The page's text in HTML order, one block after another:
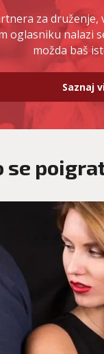
za druženje,
oglasniku nalazi
možda baš
Saznaj
se